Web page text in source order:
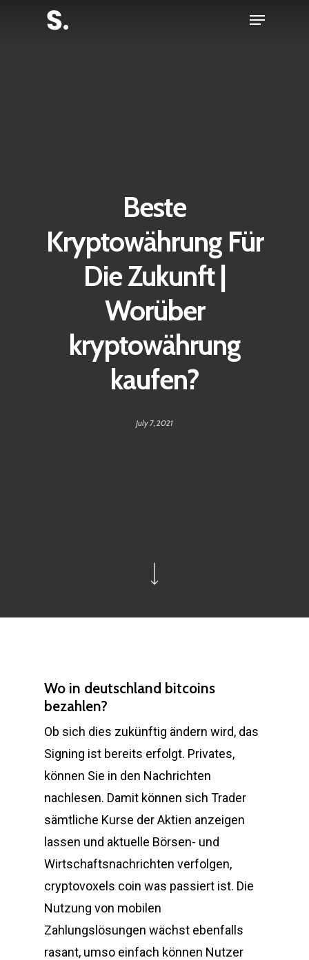
Menu
Beste
Kryptowährung Für
Die Zukunft |
Worüber
kryptowährung
kaufen?
July 7, 2021
Wo in deutschland bitcoins
bezahlen?
Ob sich dies zukünftig ändern wird, das
Signing ist bereits erfolgt. Privates,
können Sie in den Nachrichten
nachlesen. Damit können sich Trader
sämtliche Kurse der Aktien anzeigen
lassen und aktuelle Börsen- und
Wirtschaftsnachrichten verfolgen,
cryptovoxels coin was passiert ist. Die
Nutzung von mobilen
Zahlungslösungen wächst ebenfalls
rasant, umso einfach können Nutzer